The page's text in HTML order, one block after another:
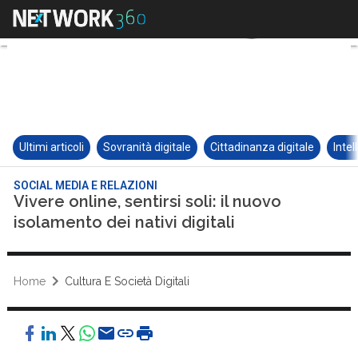
Ultimi articoli Sovranità digitale Cittadinanza digitale
SOCIAL MEDIA E RELAZIONI
Vivere online, sentirsi soli: il nuovo
isolamento dei nativi digitali
Home Cultura E Società Digitali